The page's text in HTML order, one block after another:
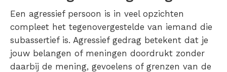
Een agressief persoon is in veel opzichten
compleet het tegenovergestelde van iemand die
subassertief is. Agressief gedrag betekent dat je
jouw belangen of meningen doordrukt zonder
daarbij de mening, gevoelens of grenzen van de